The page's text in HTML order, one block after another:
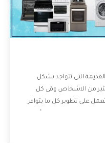
التى تتواجد بشكل
من الاشخاص وفى كل
على تطوير كل ما يتوافر
وتقدم للعملاء أقوى